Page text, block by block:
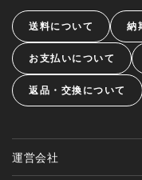
送料について 納
お支払いについて
返品・交換について
運営会社